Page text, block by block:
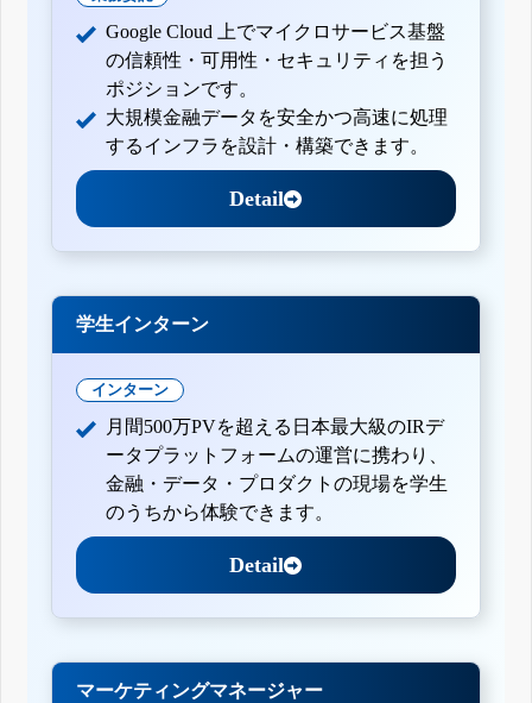
Google Cloud 上でマイクロサービス基盤
の信頼性・可用性・セキュリティを担う
ポジションです。
大規模金融データを安全かつ高速に処理
するインフラを設計・構築できます。
Detail
学生インターン
インターン
月間500万PVを超える日本最大級のIRデ
ータプラットフォームの運営に携わり、
金融・データ・プロダクトの現場を学生
のうちから体験できます。
Detail
マーケティングマネージャー